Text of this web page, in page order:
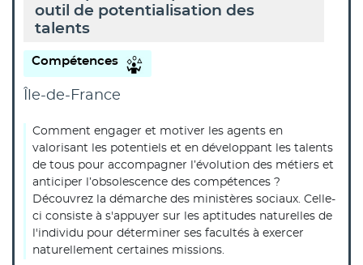
outil de potentialisation des
talents
Compétences
Île-de-France
Comment engager et motiver les agents en
valorisant les potentiels et en développant les talents
de tous pour accompagner l’évolution des métiers et
anticiper l’obsolescence des compétences ?
Découvrez la démarche des ministères sociaux. Celle-
ci consiste à s'appuyer sur les aptitudes naturelles de
l'individu pour déterminer ses facultés à exercer
naturellement certaines missions.